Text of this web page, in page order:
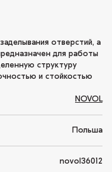
отверстий, а
для работы
структуру
и стойкостью
NOVOL
Польша
novol36012